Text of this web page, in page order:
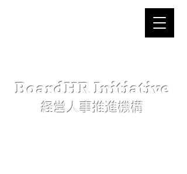
BoardHR Initiative
経営人事推進機構